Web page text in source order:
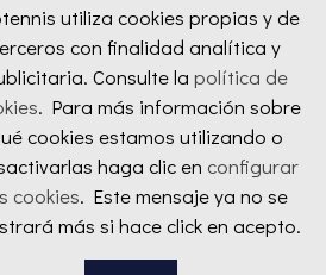
Bestimmungen
utiliza cookies propias y de
con finalidad analítica y
Consulte la política de
. Para más información sobre
cookies estamos utilizando o
haga clic en configurar
cookies. Este mensaje ya no se
más si hace click en acepto.